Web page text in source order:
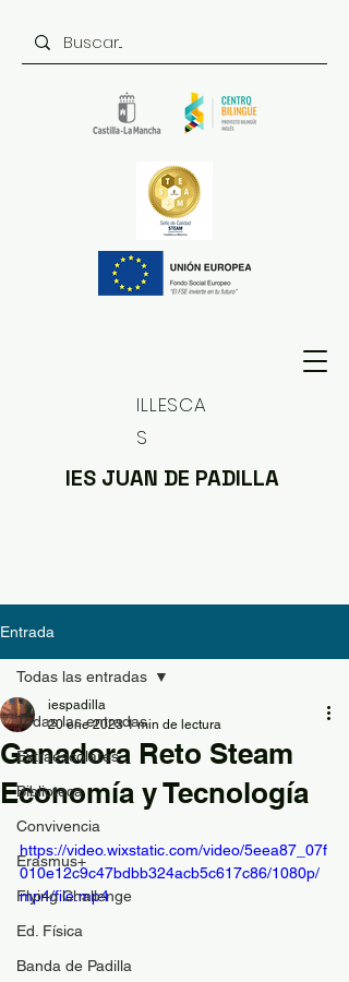
ILLESCA
S
IES JUAN DE PADILLA
Entrada
Todas las entradas
Extraescolares
Biblioteca
Convivencia
Erasmus+
Flying Challenge
Ed. Física
Banda de Padilla
Todas las entradas
Ganadora Reto Steam
Economía y Tecnología
iespadilla
20 ene 2023 1 min de lectura
https://video.wixstatic.com/video/5eea87_07f
010e12c9c47bdbb324acb5c617c86/1080p/
mp4/file.mp4